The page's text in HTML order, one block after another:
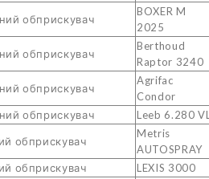
обприскувач
BOXER M
2025
обприскувач
Berthoud
Raptor 3240
обприскувач
Agrifac
Condor
обприскувач Leeb 6.280
обприскувач
Metris
AUTOSPRAY
обприскувач
LEXIS 3000